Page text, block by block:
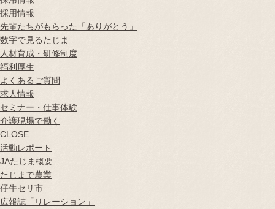
採用情報
先輩たちがもらった「ありがとう」
数字で見るたじま
人材育成・研修制度
福利厚生
よくあるご質問
求人情報
セミナー・仕事体験
介護現場で働く
CLOSE
活動レポート
JAたじま概要
たじまで農業
仔牛セリ市
広報誌 「リレーション」